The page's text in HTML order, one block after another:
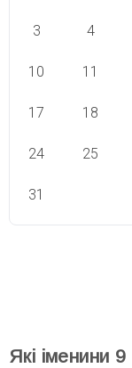
3 4
10 11
17 18
24 25
31
Які іменини 9